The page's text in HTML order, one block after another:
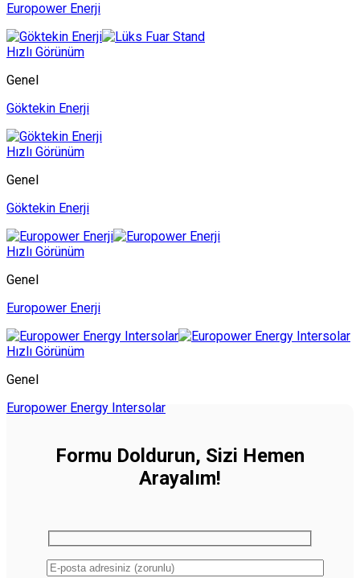
Europower Enerji
Hızlı Görünüm
Genel
Göktekin Enerji
Hızlı Görünüm
Genel
Göktekin Enerji
Hızlı Görünüm
Genel
Europower Enerji
Hızlı Görünüm
Genel
Europower Energy Intersolar
Formu Doldurun, Sizi Hemen
Arayalım!